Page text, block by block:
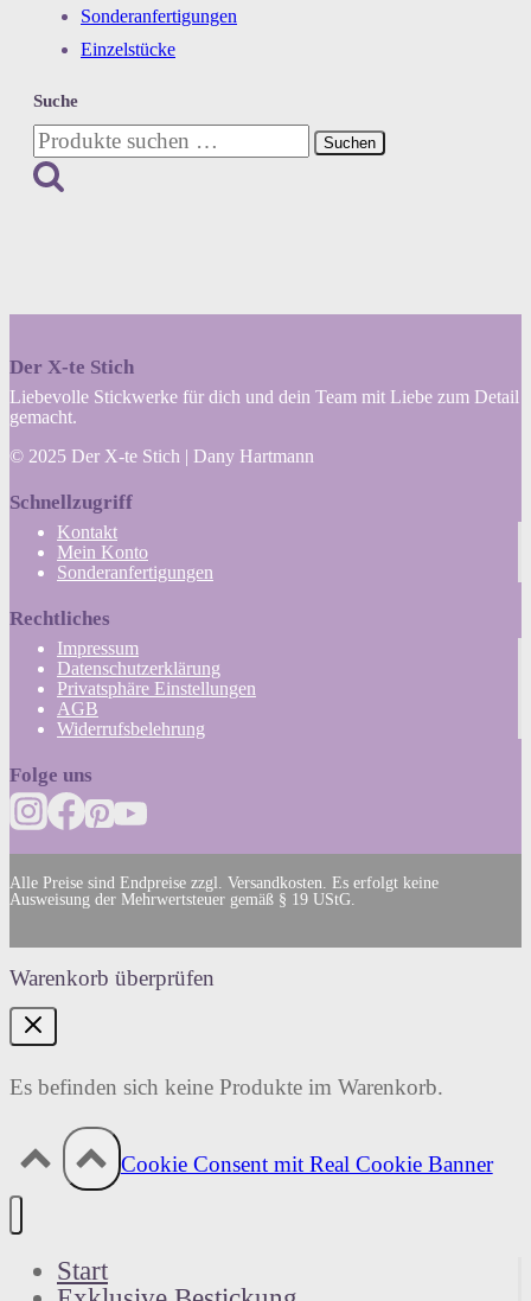
Sonderanfertigungen
Einzelstücke
Suche
Suchen
nach:
Suchen
Der X-te Stich
Liebevolle Stickwerke für dich und dein Team mit Liebe zum Detail
gemacht.
© 2025 Der X-te Stich | Dany Hartmann
Schnellzugriff
Kontakt
Mein Konto
Sonderanfertigungen
Rechtliches
Impressum
Datenschutzerklärung
Privatsphäre Einstellungen
AGB
Widerrufsbelehrung
Folge uns
Alle Preise sind Endpreise zzgl. Versandkosten. Es erfolgt keine
Ausweisung der Mehrwertsteuer gemäß § 19 UStG.
Warenkorb überprüfen
Es befinden sich keine Produkte im Warenkorb.
Cookie Consent mit Real Cookie Banner
Start